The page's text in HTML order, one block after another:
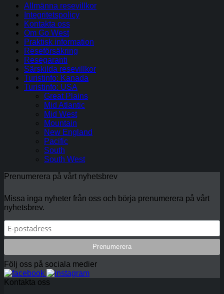
Allmänna resevillkor
Integritetspolicy
Kontakta oss
Om Go West
Praktisk information
Reseförsäkring
Resegaranti
Särskilda resevillkor
Turistinfo: Kanada
Turistinfo: USA
Great Plains
Mid Atlantic
Mid West
Mountain
New England
Pacific
South
South West
Prenumerera på vårt nyhetsbrev
Missa inga nyheter från oss och börja prenumerera på vårt
nyhetsbrev.
Följ oss på sociala medier
Kontakta oss